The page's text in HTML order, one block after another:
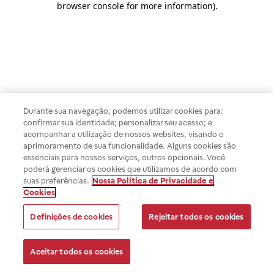
browser console for more information).
Durante sua navegação, podemos utilizar cookies para:
confirmar sua identidade; personalizar seu acesso; e
acompanhar a utilização de nossos websites, visando o
aprimoramento de sua funcionalidade. Alguns cookies são
essenciais para nossos serviços, outros opcionais. Você
poderá gerenciar os cookies que utilizamos de acordo com
suas preferências. Nossa Política de Privacidade e
Cookies
Definições de cookies Rejeitar todos os cookies
Aceitar todos os cookies